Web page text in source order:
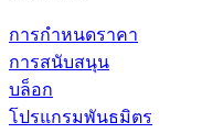
การกำหนดราคา
การสนับสนุน
บล็อก
โปรแกรมพันธมิตร